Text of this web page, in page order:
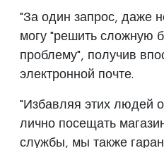
"За один запрос, даже
могу "решить сложную
проблему", получив
электронной почте.
"Избавляя этих людей
лично посещать
службы, мы также